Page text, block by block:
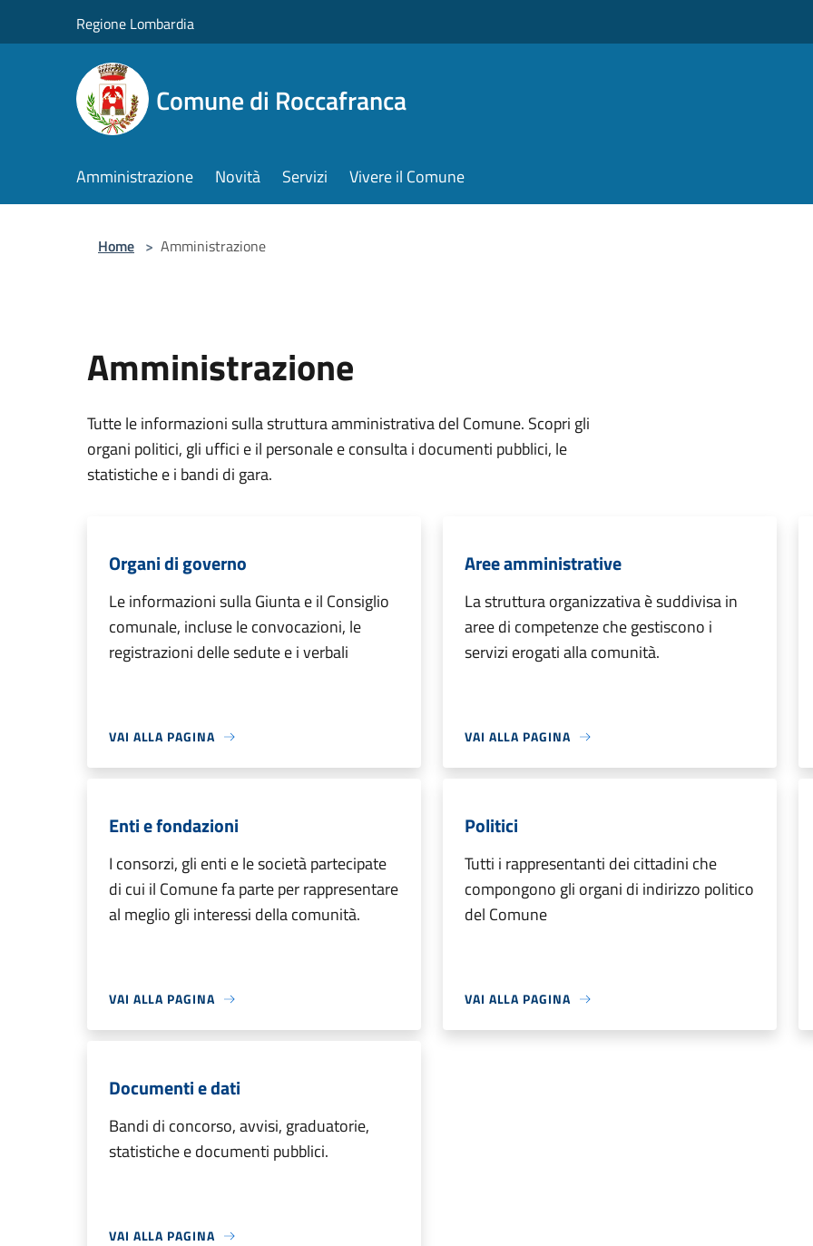
Regione Lombardia
Comune di Roccafranca
Amministrazione Novità Servizi Vivere il Comune
Home > Amministrazione
Amministrazione
Tutte le informazioni sulla struttura amministrativa del Comune. Scopri gli
organi politici, gli uffici e il personale e consulta i documenti pubblici, le
statistiche e i bandi di gara.
Organi di governo
Le informazioni sulla Giunta e il Consiglio
comunale, incluse le convocazioni, le
registrazioni delle sedute e i verbali
VAI ALLA PAGINA
Aree amministrative
La struttura organizzativa è suddivisa in
aree di competenze che gestiscono i
servizi erogati alla comunità.
VAI ALLA PAGINA
Enti e fondazioni
I consorzi, gli enti e le società partecipate
di cui il Comune fa parte per rappresentare
al meglio gli interessi della comunità.
VAI ALLA PAGINA
Politici
Tutti i rappresentanti dei cittadini che
compongono gli organi di indirizzo politico
del Comune
VAI ALLA PAGINA
Documenti e dati
Bandi di concorso, avvisi, graduatorie,
statistiche e documenti pubblici.
VAI ALLA PAGINA